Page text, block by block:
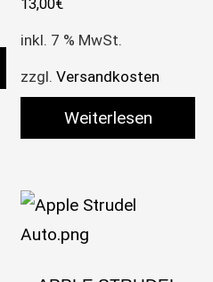
13,00€
inkl. 7 % MwSt.
zzgl.Versandkosten
Weiterlesen